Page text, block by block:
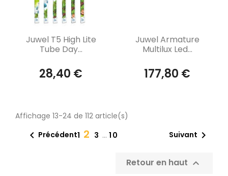
Aperçu rapide
Juwel T5 High Lite
Tube Day...
28,40 €
Aperçu rapide
Juwel Armature
Multilux Led...
177,80 €
Affichage 13-24 de 112 article(s)
 Précédent1 2 3 … 10 Suivant 
Retour en haut 